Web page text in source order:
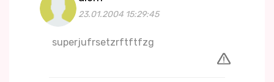
23.01.2004 15:29:45
superjufrsetzrftftfzg